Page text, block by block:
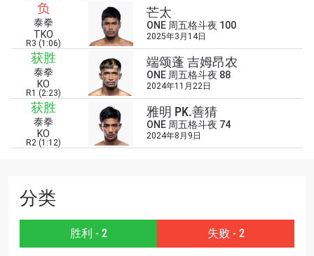
负
泰拳
TKO
R3 (1:06)
芒太
ONE 周五格斗夜 100
2025年3月14日
获胜
泰拳
KO
R1 (2:23)
端颂蓬 吉姆昂农
ONE 周五格斗夜 88
2024年11月22日
获胜
泰拳
KO
R2 (1:12)
雅明 PK.善猜
ONE 周五格斗夜 74
2024年8月9日
分类
胜利 - 2 失败 - 2
对手
浏览了解更多
在任何地域观看ONE冠军赛，现在注册获得权限了
解最新资讯、解锁特别福利以及优先机遇获得直播
场次的最佳座位！
邮箱
名字
提交此表格签署弹出免责声明，即表示您同意我们